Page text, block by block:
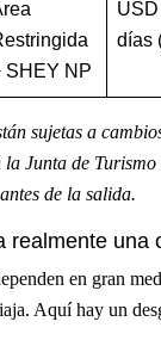
SHEY NP
días
sujetas a
Junta de
de la salida.
realmente una
en gran
Aquí hay un